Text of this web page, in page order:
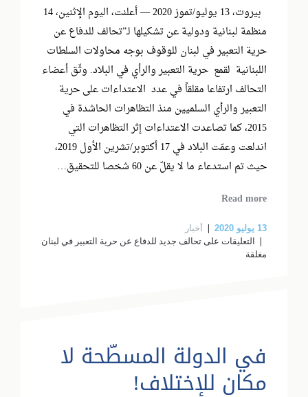
بيروت، 13 يوليو/تموز 2020 — أعلنت، اليوم الإثنين، 14
منظمة لبنانية ودولية عن تشكيلها لـ”تحالف للدفاع عن
حرية التعبير في لبنان للوقوف بوجه محاولات السلطات
اللبنانية لقمع حرية التعبير والرأي في البلاد. وثّق أعضاء
التحالف ارتفاعا مقلقاً في عدد الاعتداءات على حرية
التعبير والرأي السلميين منذ التظاهرات الحاشدة في
2015، كما تصاعدت الاعتداءات إثر التظاهرات التي
اندلعت وعمّت البلاد في 17 أكتوبر/تشرين الأول 2019،
حيث تم استدعاء ما لا يقلّ عن 60 شخصا للتحقيق…
Read more
13 يوليو 2020
أخبار
التعليقات على تحالف جديد للدفاع عن حرية التعبير في لبنان
مغلقة
في الدولة المسطّحة لا
مكان للإختلاف!